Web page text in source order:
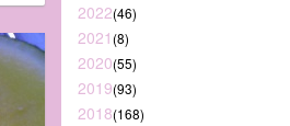
2022(46)
2021(8)
2020(55)
2019(93)
2018(168)